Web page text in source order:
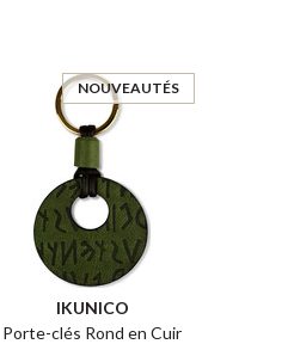
NOUVEAUTÉS
IKUNICO
Porte-clés Rond en Cuir